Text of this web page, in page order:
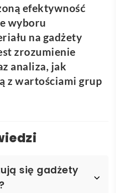
efektywność
wyboru
na gadżety
zrozumienie
analiza, jak
z wartościami grup
się gadżety